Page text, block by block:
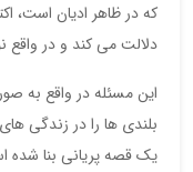
که در ظاهر ادیان است،
دلالت می کند و در واقع
این مسئله در واقع به
بلندی ها را در زندگی
یک قصه پریانی بنا